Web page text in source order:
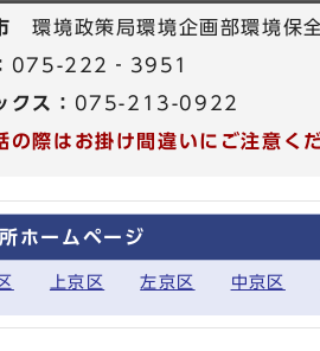
市環境政策局環境企画部環境保
075-222‐3951
クス： 075-213-0922
の際はお掛け間違いにご注意く
ホームページ
上京区 左京区 中京区